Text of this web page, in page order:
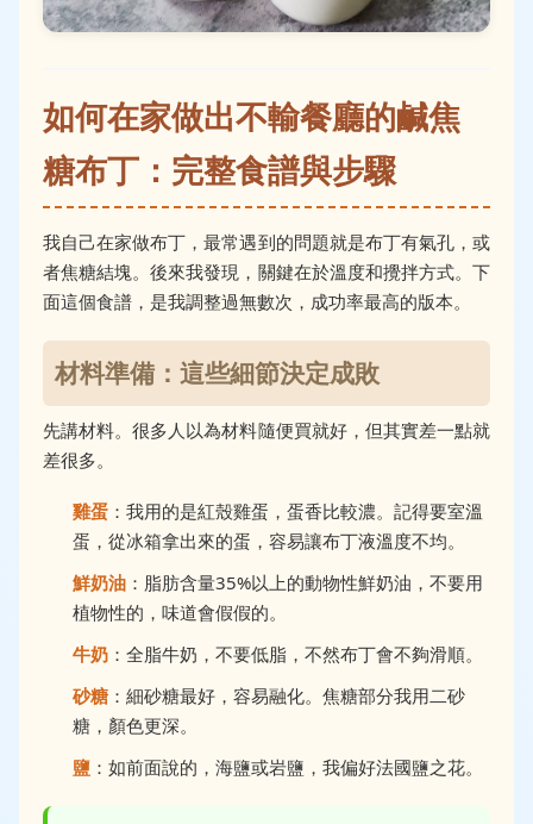
如何在家做出不輸餐廳的鹹焦
糖布丁：完整食譜與步驟
我自己在家做布丁，最常遇到的問題就是布丁有氣孔，或
者焦糖結塊。後來我發現，關鍵在於溫度和攪拌方式。下
面這個食譜，是我調整過無數次，成功率最高的版本。
材料準備：這些細節決定成敗
先講材料。很多人以為材料隨便買就好，但其實差一點就
差很多。
雞蛋 ：我用的是紅殼雞蛋，蛋香比較濃。記得要室溫
蛋，從冰箱拿出來的蛋，容易讓布丁液溫度不均。
鮮奶油 ：脂肪含量35%以上的動物性鮮奶油，不要用
植物性的，味道會假假的。
牛奶 ：全脂牛奶，不要低脂，不然布丁會不夠滑順。
砂糖：細砂糖最好，容易融化。焦糖部分我用二砂
糖，顏色更深。
鹽 ：如前面說的，海鹽或岩鹽，我偏好法國鹽之花。